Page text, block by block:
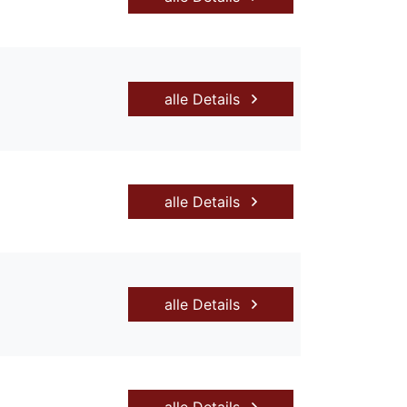
alle Details
alle Details
alle Details